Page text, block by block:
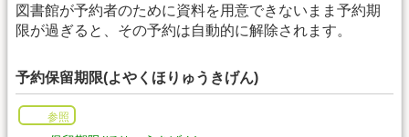
図書館が予約者のために資料を用意できないまま予約期
限が過ぎると、その予約は自動的に解除されます。
予約保留期限(よやくほりゅうきげん)
参照